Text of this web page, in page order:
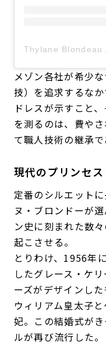
メゾン各社が希少
技）を追求するな
ドレスが示すこと
を測るのは、費や
て職人技術の継承で
現代のプリンセ
定番のシルエット
ヌ・ブロンドーが
ン史に刻まれた数
起こさせる。
とりわけ、1956年
したグレース・ケ
ーズがデザインし
ウィリアム皇太子
妃。この結婚式が
ルが再び流行した。